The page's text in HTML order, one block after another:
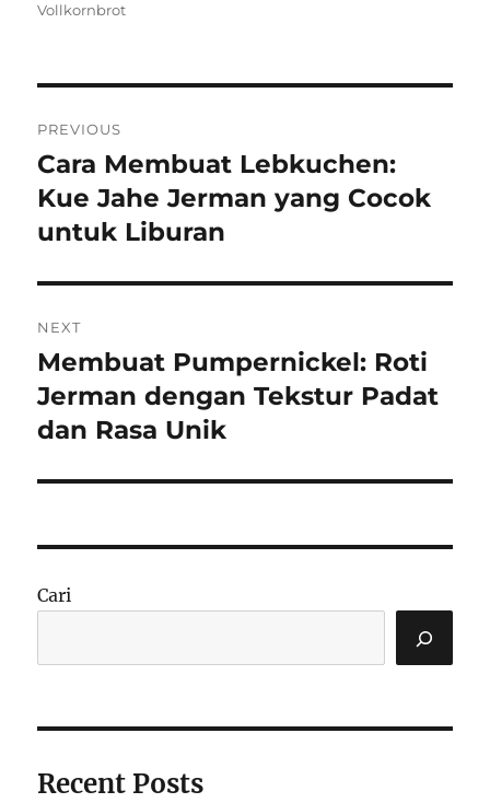
Vollkornbrot
pos
PREVIOUS
Previous
post:
Cara Membuat Lebkuchen:
Kue Jahe Jerman yang Cocok
untuk Liburan
NEXT
Next
post:
Membuat Pumpernickel: Roti
Jerman dengan Tekstur Padat
dan Rasa Unik
Cari
Recent Posts